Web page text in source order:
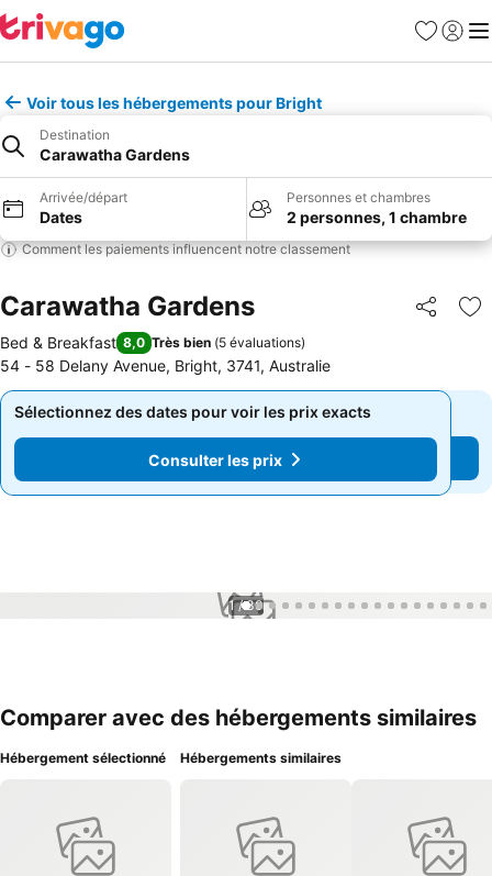
Favoris
Se
Voir tous les hébergements pour Bright
Destination
Carawatha Gardens
Arrivée/départ
Dates
Personnes et chambres
2 personnes, 1 chambre
Comment les paiements influencent notre classement
Carawatha Gardens Partager
Bed & Breakfast 8,0 Très bien (5 évaluations)
54 - 58 Delany Avenue, Bright, 3741, Australie
Sélectionnez des dates pour voir les prix exacts
Consulter les prix
Sélectionnez des dates pour voir les prix exacts
Consulter les prix
1 / 30
Comparer avec des hébergements similaires
Hébergement sélectionné Hébergements similaires